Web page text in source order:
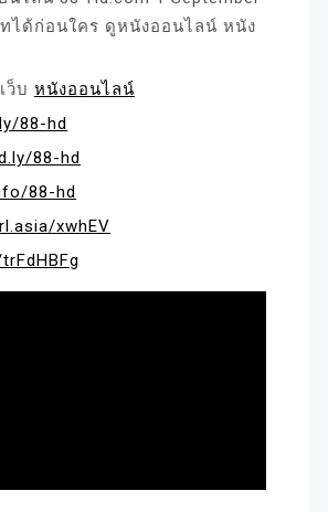
ได้ก่อนใคร ดูหนังออนไลน์ หนัง
ว็บ หนังออนไลน์
88-hd
88-hd
88-hd
xwhEV